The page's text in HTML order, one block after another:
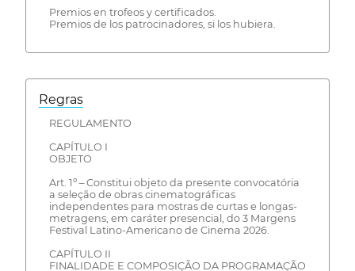
Premios en trofeos y certificados.
Premios de los patrocinadores, si los hubiera.
Regras
REGULAMENTO
CAPÍTULO I
OBJETO
Art. 1º – Constitui objeto da presente convocatória
a seleção de obras cinematográficas
independentes para mostras de curtas e longas-
metragens, em caráter presencial, do 3 Margens
Festival Latino-Americano de Cinema 2026.
CAPÍTULO II
FINALIDADE E COMPOSIÇÃO DA PROGRAMAÇÃO